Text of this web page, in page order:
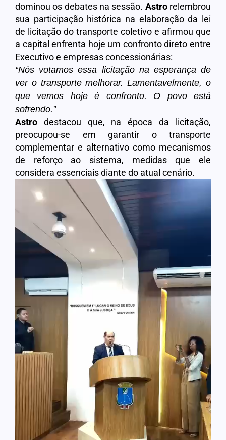
dominou os debates na sessão. Astrorelembrou
sua participação histórica na elaboração da lei
de licitação do transporte coletivo e afirmou que
a capital enfrenta hoje um confronto direto entre
Executivo e empresas concessionárias:
“Nós votamos essa licitação na esperança de
ver o transporte melhorar. Lamentavelmente, o
que vemos hoje é confronto. O povo está
sofrendo.”
Astro destacou que, na época da licitação,
preocupou-se em garantir o transporte
complementar e alternativo como mecanismos
de reforço ao sistema, medidas que ele
considera essenciais diante do atual cenário.